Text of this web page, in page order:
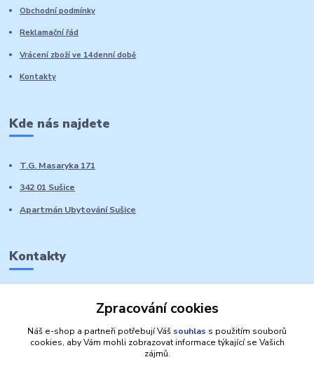
Obchodní podmínky
Reklamační řád
Vrácení zboží ve 14denní době
Kontakty
Kde nás najdete
T.G. Masaryka 171
342 01 Sušice
Apartmán Ubytování Sušice
Kontakty
Zpracování cookies
Náš e-shop a partneři potřebují Váš souhlas s použitím souborů
cookies, aby Vám mohli zobrazovat informace týkající se Vašich
zájmů.